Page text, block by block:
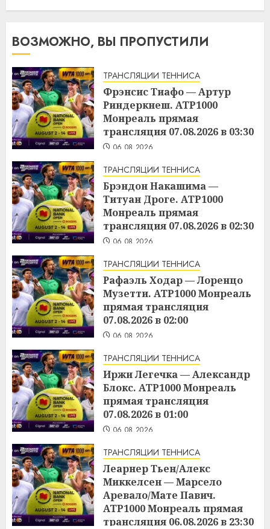
ВОЗМОЖНО, ВЫ ПРОПУСТИЛИ
ТРАНСЛЯЦИИ ТЕННИСА
Фрэнсис Тиафо — Артур
Риндеркнеш. ATP1000
Монреаль прямая
трансляция 07.08.2026 в 03:30
06.08.2026
ТРАНСЛЯЦИИ ТЕННИСА
Брэндон Накашима —
Титуан Дроге. ATP1000
Монреаль прямая
трансляция 07.08.2026 в 02:30
06.08.2026
ТРАНСЛЯЦИИ ТЕННИСА
Рафаэль Ходар — Лоренцо
Музетти. ATP1000 Монреаль
прямая трансляция
07.08.2026 в 02:00
06.08.2026
ТРАНСЛЯЦИИ ТЕННИСА
Иржи Легечка — Александр
Блокс. ATP1000 Монреаль
прямая трансляция
07.08.2026 в 01:00
06.08.2026
ТРАНСЛЯЦИИ ТЕННИСА
Леарнер Тьен/Алекс
Миккелсен — Марсело
Аревало/Мате Павич.
ATP1000 Монреаль прямая
трансляция 06.08.2026 в 23:30